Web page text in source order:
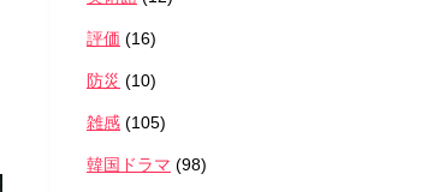
評価 (16)
防災 (10)
雑感 (105)
韓国ドラマ (98)